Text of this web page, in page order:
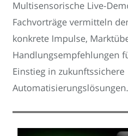
Multisensorische Live-
Fachvorträge vermitteln
konkrete Impulse,
Handlungsempfehlungen
Einstieg in zukunftssichere
Automatisierungslösungen.